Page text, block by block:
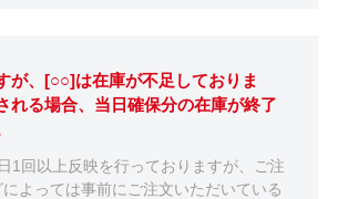
が、[○○]は在庫が不足しておりま
れる場合、当日確保分の在庫が終了
1回以上反映を行っておりますが、ご注
よっては事前にご注文いただいている